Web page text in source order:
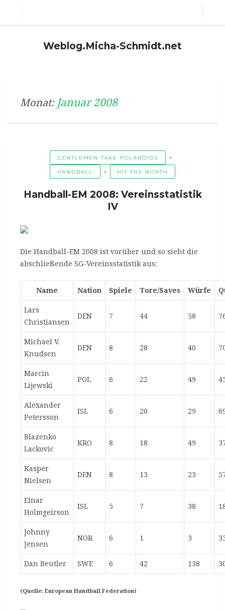
Weblog.Micha-Schmidt.net
Monat: Januar 2008
GENTLEMEN TAKE POLAROIDS
HANDBALL HIT THE NORTH
Handball-EM 2008: Vereinsstatistik
IV
Die Handball-EM 2008 ist vorüber und so sieht die
abschließende SG-Vereinsstatistik aus:
Name Nation Spiele Tore/Saves Würfe
Lars
Christiansen
DEN 7 44 58
Michael V.
Knudsen
DEN 8 28 40
Marcin
Lijewski
POL 6 22 49
Alexander
Petersson
ISL 6 20 29
Blazenko
Lackovic
KRO 8 18 49
Kasper
Nielsen
DEN 8 13 23
Einar
Holmgeirson
ISL 5 7 38
Johnny
Jensen
NOR 6 1 3
Dan Beutler SWE 6 42 138
(Quelle: European Handball Federation)